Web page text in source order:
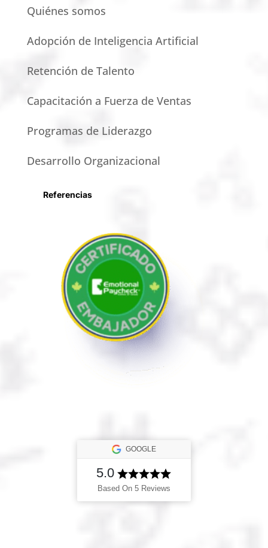
Quiénes somos
Adopción de Inteligencia Artificial
Retención de Talento
Capacitación a Fuerza de Ventas
Programas de Liderazgo
Desarrollo Organizacional
Referencias
GOOGLE
5.0
Based On 5 Reviews